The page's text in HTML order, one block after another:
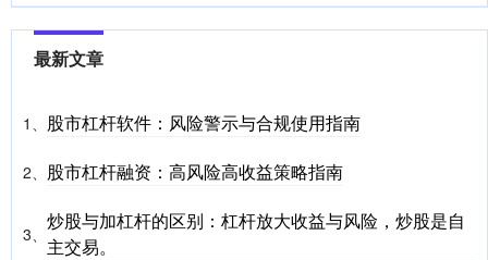
最新文章
1、 股市杠杆软件：风险警示与合规使用指南
2、 股市杠杆融资：高风险高收益策略指南
3、
炒股与加杠杆的区别：杠杆放大收益与风险，炒股是自
主交易。